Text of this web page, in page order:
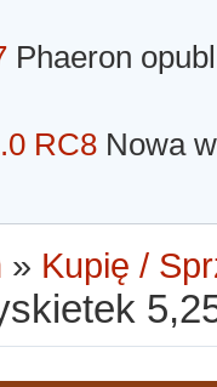
Phaeron
RC8 Nowa
» Kupię /